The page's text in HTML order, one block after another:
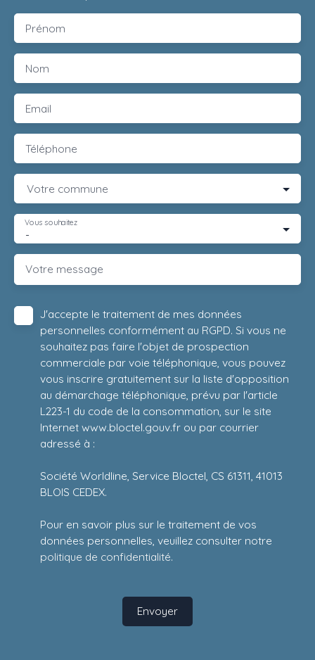
Prénom
Nom
Email
Téléphone
Votre commune
-
Vous souhaitez
Votre message
J'accepte le traitement de mes données
personnelles conformément au RGPD. Si vous ne
souhaitez pas faire l'objet de prospection
commerciale par voie téléphonique, vous pouvez
vous inscrire gratuitement sur la liste d'opposition
au démarchage téléphonique, prévu par l'article
L223-1 du code de la consommation, sur le site
Internet www.bloctel.gouv.fr ou par courrier
adressé à :
Société Worldline, Service Bloctel, CS 61311, 41013
BLOIS CEDEX.
Pour en savoir plus sur le traitement de vos
données personnelles, veuillez consulter notre
politique de confidentialité.
Envoyer